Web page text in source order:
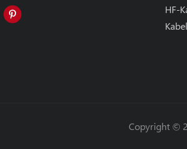
HF-
Kabel
Copyright ©